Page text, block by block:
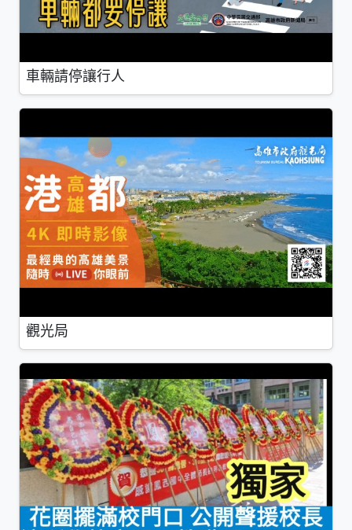
車輛請停讓行人
觀光局